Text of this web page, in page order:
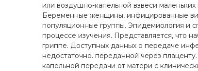
или воздушно-капельной взвеси
Беременные женщины, инфицированные
популяционные группы. Эпидемиология и
процессе изучения. Представляется, что
гриппе. Доступных данных о передаче
недостаточно. переданной через
капельной передачи от матери с